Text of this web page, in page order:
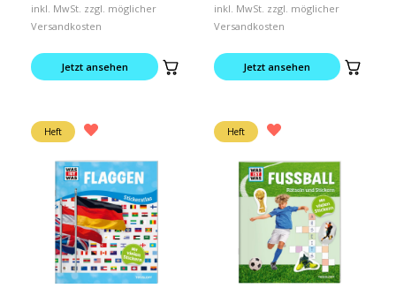
inkl. MwSt. zzgl. möglicher
Versandkosten
Jetzt ansehen
inkl. MwSt. zzgl. möglicher
Versandkosten
Jetzt ansehen
Heft Heft